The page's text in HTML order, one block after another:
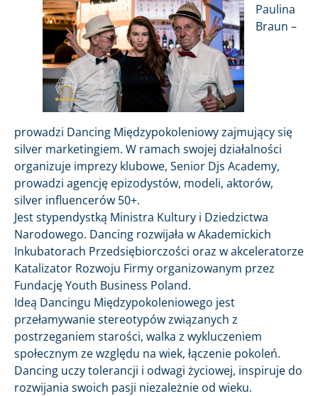
Paulina
Braun –
prowadzi Dancing Międzypokoleniowy zajmujący się
silver marketingiem. W ramach swojej działalności
organizuje imprezy klubowe, Senior Djs Academy,
prowadzi agencję epizodystów, modeli, aktorów,
silver influencerów 50+.
Jest stypendystką Ministra Kultury i Dziedzictwa
Narodowego. Dancing rozwijała w Akademickich
Inkubatorach Przedsiębiorczości oraz w akceleratorze
Katalizator Rozwoju Firmy organizowanym przez
Fundację Youth Business Poland.
Ideą Dancingu Międzypokoleniowego jest
przełamywanie stereotypów związanych z
postrzeganiem starości, walka z wykluczeniem
społecznym ze względu na wiek, łączenie pokoleń.
Dancing uczy tolerancji i odwagi życiowej, inspiruje do
rozwijania swoich pasji niezależnie od wieku.